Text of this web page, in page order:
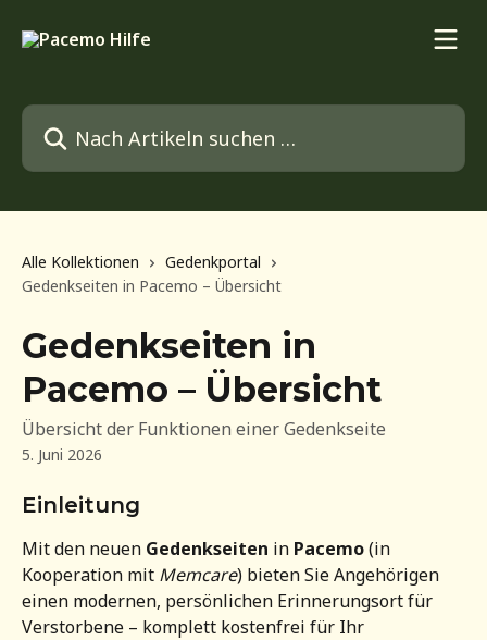
Nach Artikeln suchen …
Alle Kollektionen
Gedenkportal
Gedenkseiten in Pacemo – Übersicht
Gedenkseiten in
Pacemo – Übersicht
Übersicht der Funktionen einer Gedenkseite
5. Juni 2026
Einleitung
Mit den neuen Gedenkseiten in Pacemo (in
Kooperation mit Memcare) bieten Sie Angehörigen
einen modernen, persönlichen Erinnerungsort für
Verstorbene – komplett kostenfrei für Ihr